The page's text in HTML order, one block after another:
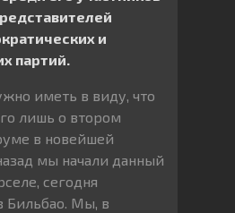
и
партий.
иметь в виду, что
лишь о втором
в новейшей
мы начали данный
сегодня
Бильбао. Мы, в